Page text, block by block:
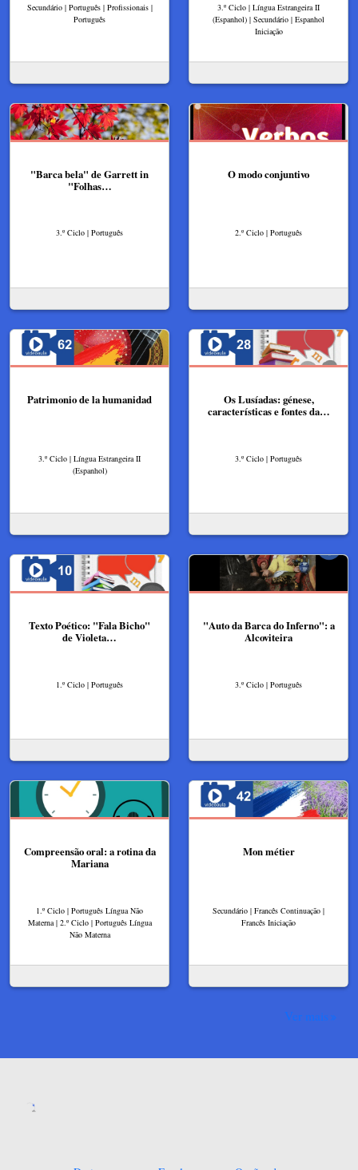
Secundário | Português | Profissionais |
Português
3.º Ciclo | Língua Estrangeira II
(Espanhol) | Secundário | Espanhol
Iniciação
"Barca bela" de Garrett in
"Folhas…
3.º Ciclo | Português
O modo conjuntivo
2.º Ciclo | Português
Patrimonio de la humanidad
3.º Ciclo | Língua Estrangeira II
(Espanhol)
Os Lusíadas: génese,
características e fontes da…
3.º Ciclo | Português
Texto Poético: "Fala Bicho"
de Violeta…
1.º Ciclo | Português
"Auto da Barca do Inferno": a
Alcoviteira
3.º Ciclo | Português
Compreensão oral: a rotina da
Mariana
1.º Ciclo | Português Língua Não
Materna | 2.º Ciclo | Português Língua
Não Materna
Mon métier
Secundário | Francês Continuação |
Francês Iniciação
Ver mais